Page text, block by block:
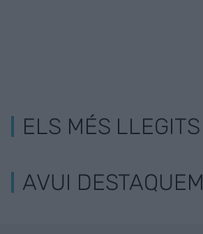
ELS MÉS LLEGITS
AVUI DESTAQUEM